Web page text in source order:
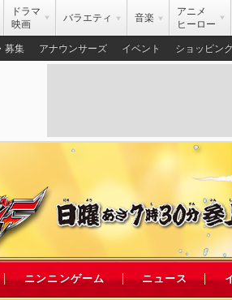
ドラマ
映画
バラエティ 音楽
アニメ
ヒーロー
募集 アナウンサーズ イベント ショッピン
ニンニンゲーム ニュース